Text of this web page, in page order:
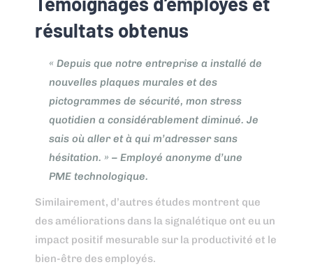
résultats obtenus
« Depuis que notre entreprise a installé de
nouvelles plaques murales et des
pictogrammes de sécurité, mon stress
quotidien a considérablement diminué. Je
sais où aller et à qui m’adresser sans
hésitation. » – Employé anonyme d’une
PME technologique.
Similairement, d’autres études montrent que
des améliorations dans la signalétique ont eu un
impact positif mesurable sur la productivité et le
bien-être des employés.